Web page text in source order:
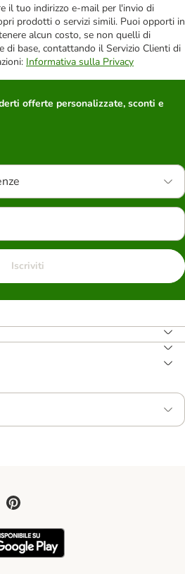
il tuo indirizzo e-mail per l'invio di
prodotti o servizi simili. Puoi opporti in
alcun costo, se non quelli di
di base, contattando il Servizio Clienti di
Informativa sulla Privacy
offerte personalizzate, sconti e
Iscriviti